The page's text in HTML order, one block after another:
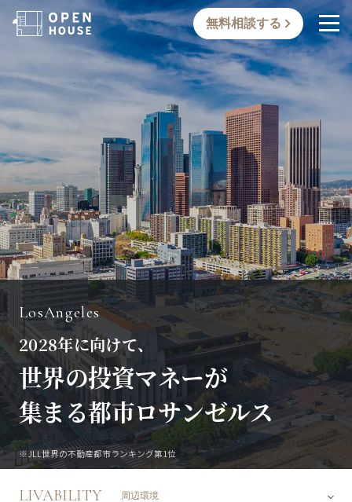
無料相談する
L o s A n g e e s
2 0 2 8 年 に 向 け て 、
世界 の投資 マ ネー が
集 ま る都市 ロ サンゼルス
※JLL世界の不動産都市ランキング第1位
周辺環境